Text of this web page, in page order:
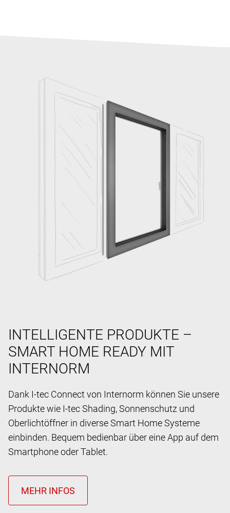
INTELLIGENTE PRODUKTE –
SMART HOME READY MIT
INTERNORM
Dank I-tec Connect von Internorm können Sie unsere
Produkte wie I-tec Shading, Sonnenschutz und
Oberlichtöffner in diverse Smart Home Systeme
einbinden. Bequem bedienbar über eine App auf dem
Smartphone oder Tablet.